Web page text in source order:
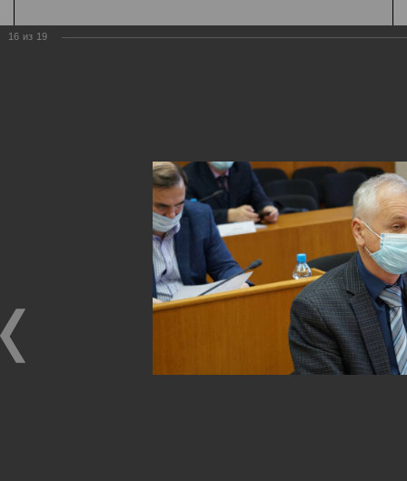
Государственная
организация
16 из 19